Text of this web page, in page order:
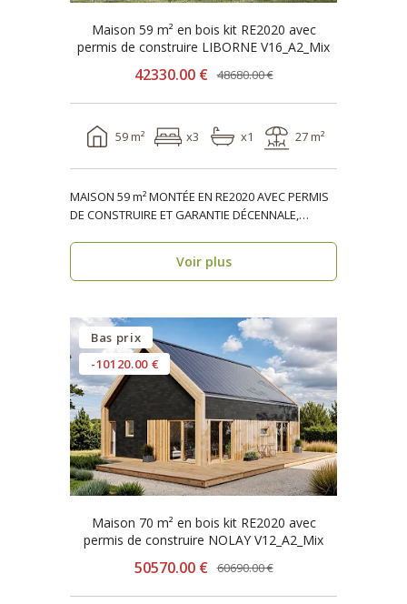
Maison 59 m² en bois kit RE2020 avec
permis de construire LIBORNE V16_A2_Mix
42330.00 € 48680.00 €
59 m² x3 x1 27 m²
MAISON 59 m² MONTÉE EN RE2020 AVEC PERMIS
DE CONSTRUIRE ET GARANTIE DÉCENNALE,
Voir plus
Bas prix
-10120.00 €
Maison 70 m² en bois kit RE2020 avec
permis de construire NOLAY V12_A2_Mix
50570.00 € 60690.00 €